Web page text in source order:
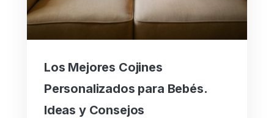
Los Mejores Cojines
Personalizados para Bebés.
Ideas y Consejos